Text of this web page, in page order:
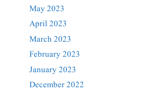
May 2023
April 2023
March 2023
February 2023
January 2023
December 2022